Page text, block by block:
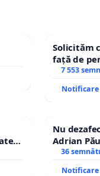
Solicităm
față de
7 553
Nu
Adrian
Icoanei!
36